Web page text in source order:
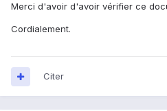
Merci d'avoir d'avoir vérifier ce
Cordialement.
Citer